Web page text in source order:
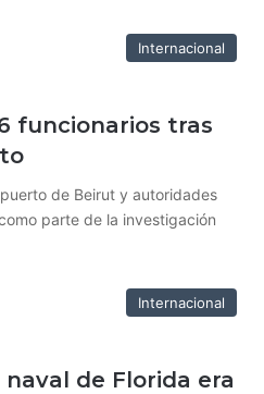
Internacional
funcionarios tras
de Beirut y autoridades
parte de la investigación
Internacional
de Florida era